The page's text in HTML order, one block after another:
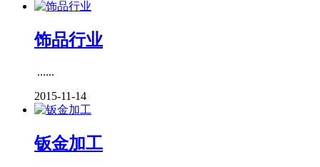
饰品行业
......
2015-11-14
钣金加工